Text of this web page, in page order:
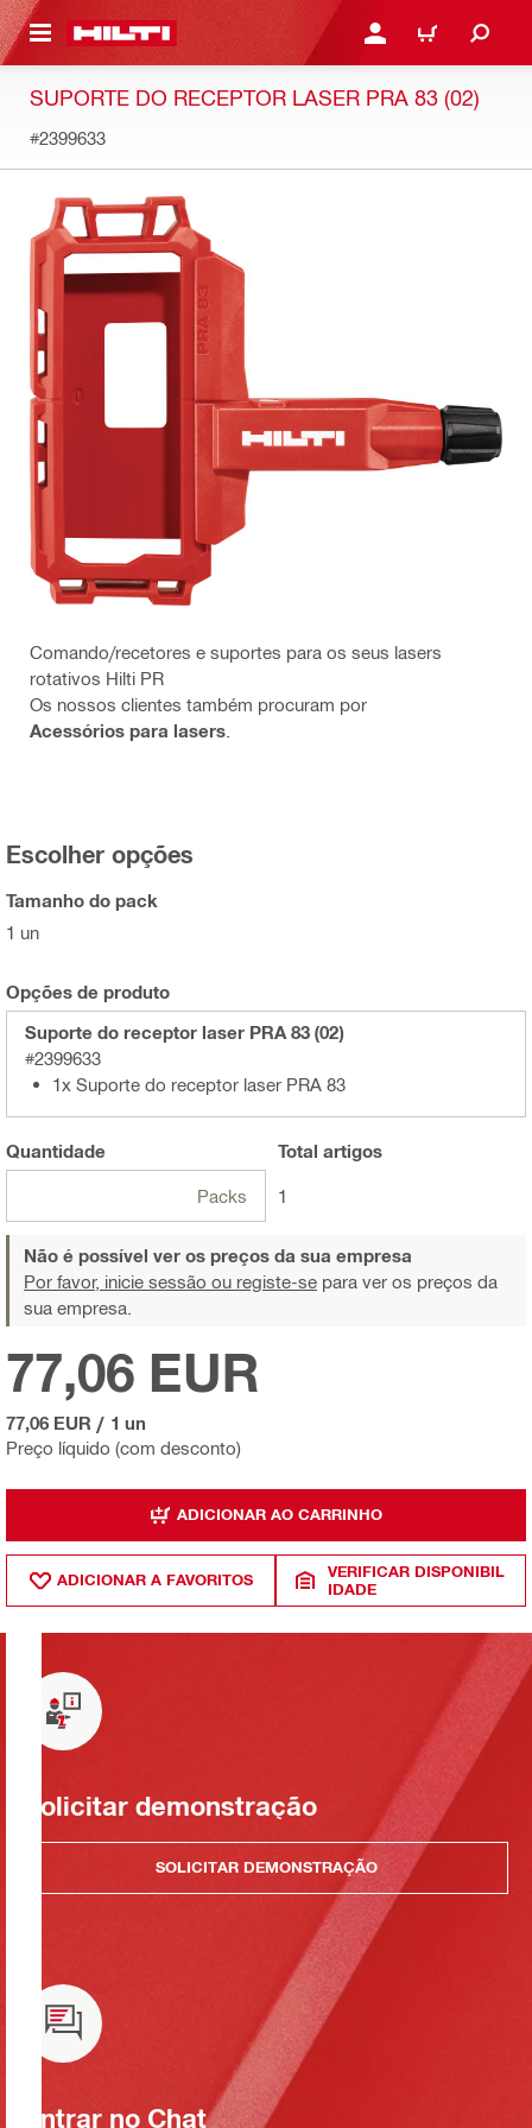
CONTENT ENTRAR OU REGISTAR
CARRINHO
SUPORTE DO RECEPTOR LASER PRA 83 (02)
#2399633
Comando/recetores e suportes para os seus lasers
rotativos Hilti PR
Os nossos clientes também procuram por
Acessórios para lasers
Escolher opções
Tamanho do pack
1 un
Opções de produto
Suporte do receptor laser PRA 83 (02)
#2399633
1x Suporte do receptor laser PRA 83
Quantidade
Packs
Total artigos
1
Não é possível ver os preços da sua empresa
Por favor, inicie sessão ou registe-se para ver os preços da
sua empresa.
Preço líquido (com desconto)
77,06 EUR
77,06 EUR / 1 un
ADICIONAR AO CARRINHO
ADICIONAR A FAVORITOS
VERIFICAR DISPONIBIL
IDADE
Solicitar demonstração
SOLICITAR DEMONSTRAÇÃO
Entrar no Chat